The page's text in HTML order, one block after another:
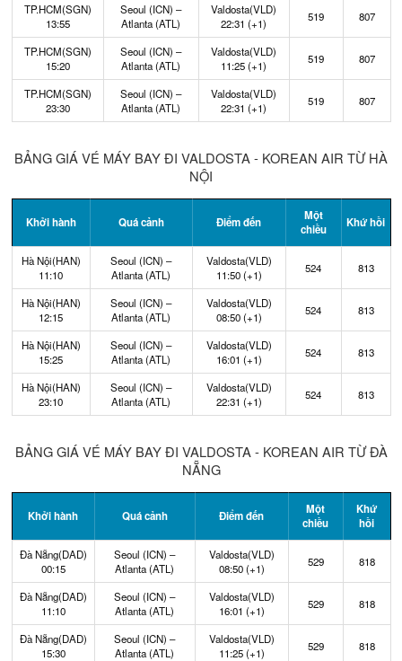
TP.HCM(SGN)
13:55
Seoul (ICN) –
Atlanta (ATL)
Valdosta(VLD)
22:31 (+1)
519 807
TP.HCM(SGN)
15:20
Seoul (ICN) –
Atlanta (ATL)
Valdosta(VLD)
11:25 (+1)
519 807
TP.HCM(SGN)
23:30
Seoul (ICN) –
Atlanta (ATL)
Valdosta(VLD)
22:31 (+1)
519 807
BẢNG GIÁ VÉ MÁY BAY ĐI VALDOSTA - KOREAN AIR TỪ HÀ
NỘI
Khởi hành Quá cảnh Điểm đến
Một
chiều
Khứ hồi
Hà Nội(HAN)
11:10
Seoul (ICN) –
Atlanta (ATL)
Valdosta(VLD)
11:50 (+1)
524 813
Hà Nội(HAN)
12:15
Seoul (ICN) –
Atlanta (ATL)
Valdosta(VLD)
08:50 (+1)
524 813
Hà Nội(HAN)
15:25
Seoul (ICN) –
Atlanta (ATL)
Valdosta(VLD)
16:01 (+1)
524 813
Hà Nội(HAN)
23:10
Seoul (ICN) –
Atlanta (ATL)
Valdosta(VLD)
22:31 (+1)
524 813
BẢNG GIÁ VÉ MÁY BAY ĐI VALDOSTA - KOREAN AIR TỪ ĐÀ
NẴNG
Khởi hành Quá cảnh Điểm đến
Một
chiều
Khứ
hồi
Đà Nẵng(DAD)
00:15
Seoul (ICN) –
Atlanta (ATL)
Valdosta(VLD)
08:50 (+1)
529 818
Đà Nẵng(DAD)
11:10
Seoul (ICN) –
Atlanta (ATL)
Valdosta(VLD)
16:01 (+1)
529 818
Đà Nẵng(DAD)
15:30
Seoul (ICN) –
Atlanta (ATL)
Valdosta(VLD)
11:25 (+1)
529 818